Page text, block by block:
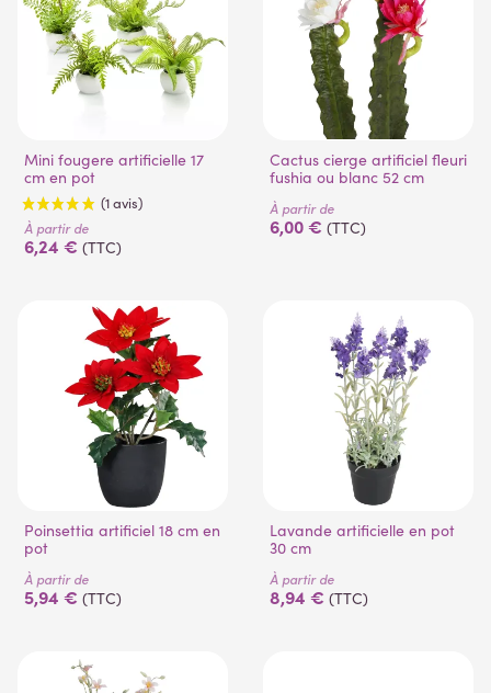
(1 avis)
Mini fougere artificielle 17
cm en pot
À partir de
6,24 € (TTC)
Cactus cierge artificiel fleuri
fushia ou blanc 52 cm
À partir de
6,00 € (TTC)
Poinsettia artificiel 18 cm en
pot
À partir de
5,94 € (TTC)
Lavande artificielle en pot
30 cm
À partir de
8,94 € (TTC)